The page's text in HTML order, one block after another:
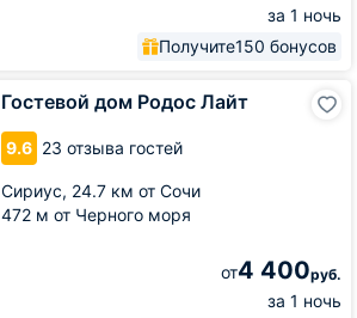
за 1 ночь
Получите150 бонусов
Гостевой дом Родос Лайт
9.6 23 отзыва гостей
Сириус, 24.7 км от Сочи
472 м от Черного моря
от4 400руб.
за 1 ночь